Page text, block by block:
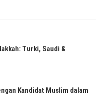
Turki, Saudi &
Kandidat Muslim dalam